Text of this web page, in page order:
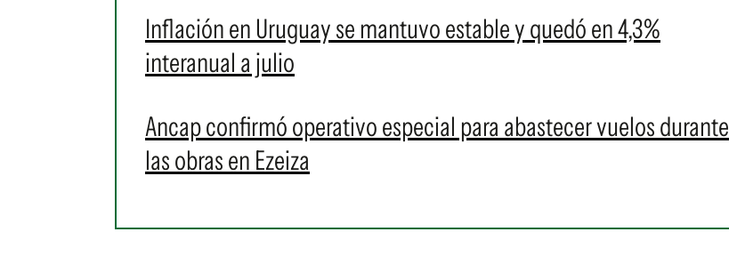
Inflación en Uruguay se mantuvo estable y quedó en 4,3%
interanual a julio
Ancap confirmó operativo especial para abastecer vuelos durante
las obras en Ezeiza